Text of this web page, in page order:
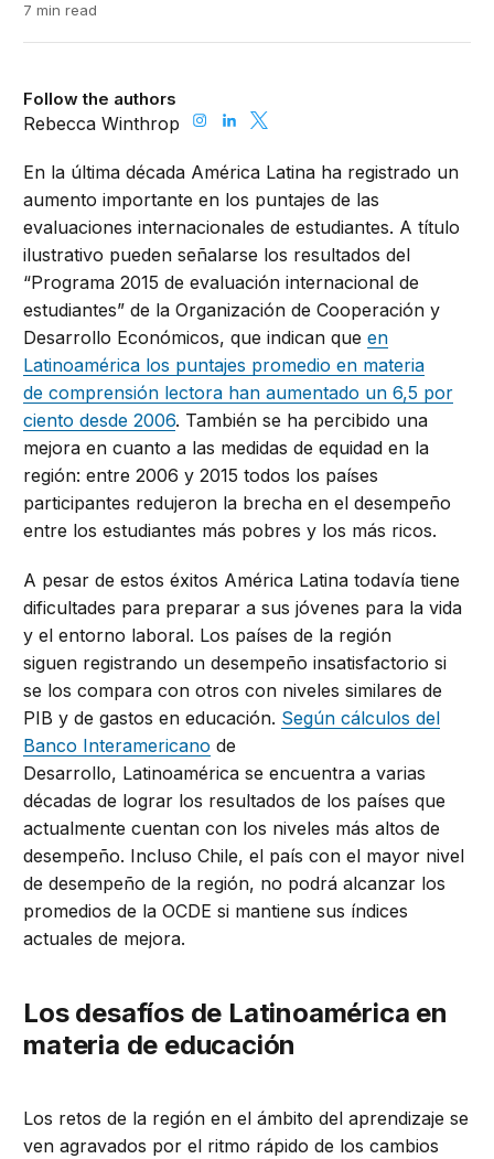
7 min read
Follow the authors
Rebecca Winthrop
En la última década América Latina ha registrado un
aumento importante en los puntajes de las
evaluaciones internacionales de estudiantes. A título
ilustrativo pueden señalarse los resultados del
“Programa 2015 de evaluación internacional de
estudiantes” de la Organización de Cooperación y
Desarrollo Económicos, que indican queen
Latinoamérica los puntajes promedio en materia
de comprensión lectora han aumentado un 6,5 por
ciento desde 2006. También se ha percibido una
mejora en cuanto a las medidas de equidad en la
región: entre 2006 y 2015 todos los países
participantes redujeron la brecha en el desempeño
entre los estudiantes más pobres y los más ricos.
A pesar de estos éxitos América Latina todavía tiene
dificultades para preparar a sus jóvenes para la vida
y el entorno laboral. Los países de la región
siguen registrando un desempeño insatisfactorio si
se los compara con otros con niveles similares de
PIB y de gastos en educación. Según cálculos del
Banco Interamericano de
Desarrollo, Latinoamérica se encuentra a varias
décadas de lograr los resultados de los países que
actualmente cuentan con los niveles más altos de
desempeño. Incluso Chile, el país con el mayor nivel
de desempeño de la región, no podrá alcanzar los
promedios de la OCDE si mantiene sus índices
actuales de mejora.
Los desafíos de Latinoamérica en
materia de educación
Los retos de la región en el ámbito del aprendizaje se
ven agravados por el ritmo rápido de los cambios